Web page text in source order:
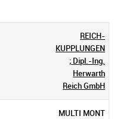
REICH-
KUPPLUNGEN
; Dipl.-Ing.
Herwarth
Reich GmbH
MULTI MONT